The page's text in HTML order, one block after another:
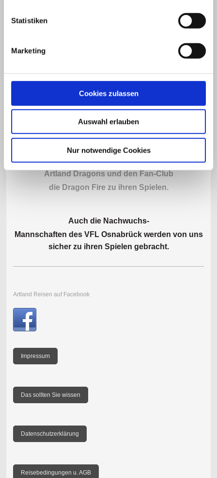
Statistiken
Marketing
Cookies zulassen
Auswahl erlauben
Nur notwendige Cookies
Seit über 23 Jahren fahren wir das Team der
Artland Dragons und den Fan-Club
die Dragon Fire zu ihren Spielen.
Auch die Nachwuchs-
Mannschaften des VFL Osnabrück werden von uns
sicher zu ihren Spielen gebracht.
Artland Reisen auf Facebook
Impressum
Das sollten Sie wissen
Datenschutzerklärung
Reisebedingungen u. AGB